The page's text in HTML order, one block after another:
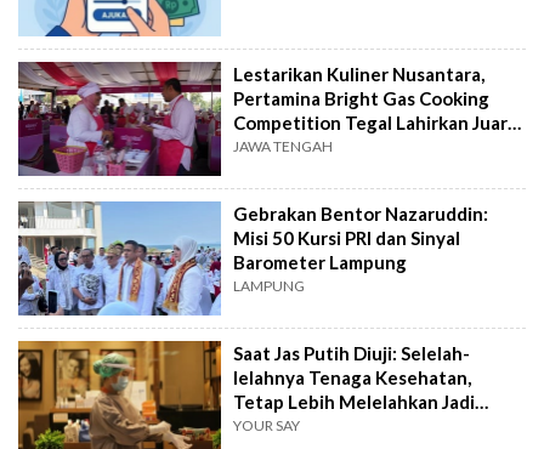
Lestarikan Kuliner Nusantara,
Pertamina Bright Gas Cooking
Competition Tegal Lahirkan Juara
Baru
JAWA TENGAH
Gebrakan Bentor Nazaruddin:
Misi 50 Kursi PRI dan Sinyal
Barometer Lampung
LAMPUNG
Saat Jas Putih Diuji: Selelah-
lelahnya Tenaga Kesehatan,
Tetap Lebih Melelahkan Jadi
Pasien
YOUR SAY